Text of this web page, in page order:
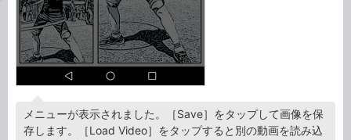
メニューが表示されました。［Save］をタップして画像を保
存します。［Load Video］をタップすると別の動画を読み込